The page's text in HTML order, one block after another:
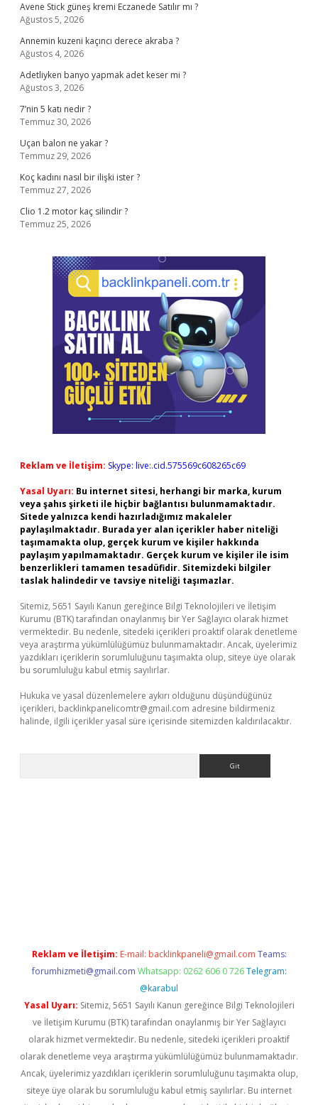
Avene Stick güneş kremi Eczanede Satılır mı ?
Ağustos 5, 2026
Annemin kuzeni kaçıncı derece akraba ?
Ağustos 4, 2026
Adetliyken banyo yapmak adet keser mi ?
Ağustos 3, 2026
7’nin 5 katı nedir ?
Temmuz 30, 2026
Uçan balon ne yakar ?
Temmuz 29, 2026
Koç kadını nasıl bir ilişki ister ?
Temmuz 27, 2026
Clio 1.2 motor kaç silindir ?
Temmuz 25, 2026
Reklam ve İletişim: Skype: live:.cid.575569c608265c69
Yasal Uyarı: Bu internet sitesi, herhangi bir marka, kurum
veya şahıs şirketi ile hiçbir bağlantısı bulunmamaktadır.
Sitede yalnızca kendi hazırladığımız makaleler
paylaşılmaktadır. Burada yer alan içerikler haber niteliği
taşımamakta olup, gerçek kurum ve kişiler hakkında
paylaşım yapılmamaktadır. Gerçek kurum ve kişiler ile isim
benzerlikleri tamamen tesadüfidir. Sitemizdeki bilgiler
taslak halindedir ve tavsiye niteliği taşımazlar.
Sitemiz, 5651 Sayılı Kanun gereğince Bilgi Teknolojileri ve İletişim
Kurumu (BTK) tarafından onaylanmış bir Yer Sağlayıcı olarak hizmet
vermektedir. Bu nedenle, sitedeki içerikleri proaktif olarak denetleme
veya araştırma yükümlülüğümüz bulunmamaktadır. Ancak, üyelerimiz
yazdıkları içeriklerin sorumluluğunu taşımakta olup, siteye üye olarak
bu sorumluluğu kabul etmiş sayılırlar.
Hukuka ve yasal düzenlemelere aykırı olduğunu düşündüğünüz
içerikleri, backlinkpanelicomtr@gmail.com adresine bildirmeniz
halinde, ilgili içerikler yasal süre içerisinde sitemizden kaldırılacaktır.
Reklam ve İletişim: E-mail: backlinkpaneli@gmail.com Teams:
forumhizmeti@gmail.com Whatsapp: 0262 606 0 726 Telegram:
@karabul
Yasal Uyarı: Sitemiz, 5651 Sayılı Kanun gereğince Bilgi Teknolojileri
ve İletişim Kurumu (BTK) tarafından onaylanmış bir Yer Sağlayıcı
olarak hizmet vermektedir. Bu nedenle, sitedeki içerikleri proaktif
olarak denetleme veya araştırma yükümlülüğümüz bulunmamaktadır.
Ancak, üyelerimiz yazdıkları içeriklerin sorumluluğunu taşımakta olup,
siteye üye olarak bu sorumluluğu kabul etmiş sayılırlar. Bu internet